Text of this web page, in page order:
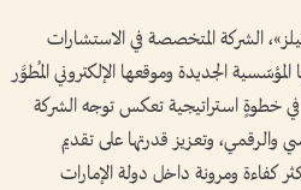
الشركة المتخصصة في الاستشارات
المؤسّسية الجديدة وموقعها الإلكتروني المُطوَّر
في خطوةٍ استراتيجية تعكس توجه الشركة
والرقمي، وتعزيز قدرتها على تقديم
كفاءة ومرونة داخل دولة الإمارات